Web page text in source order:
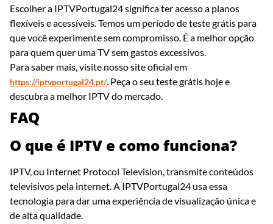
Escolher a IPTVPortugal24 significa ter acesso a planos
flexíveis e acessíveis. Temos um período de teste grátis para
que você experimente sem compromisso. É a melhor opção
para quem quer uma TV sem gastos excessivos.
Para saber mais, visite nosso site oficial em
https://iptvportugal24.pt/. Peça o seu teste grátis hoje e
descubra a melhor IPTV do mercado.
FAQ
O que é IPTV e como funciona?
IPTV, ou Internet Protocol Television, transmite conteúdos
televisivos pela internet. A IPTVPortugal24 usa essa
tecnologia para dar uma experiência de visualização única e
de alta qualidade.